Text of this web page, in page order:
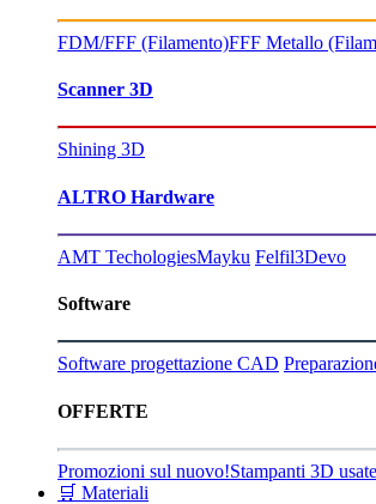
FDM/FFF (Filamento)FFF Metallo
Scanner 3D
Shining 3D
ALTRO Hardware
AMT TechologiesMayku Felfil3Devo
Software
Software progettazione CAD
OFFERTE
Promozioni sul nuovo!Stampanti 3D usate
🛒 Materiali